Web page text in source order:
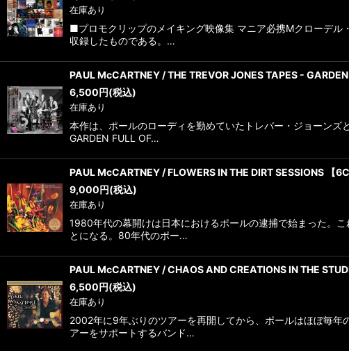
在庫あり
■プロモクリップのメイキング映像集 マニア必携Mクローデル
収録したものである。…
PAUL McCARTNEY / THE TREVOR JONES TAPES -
6,500円(税込)
在庫あり
本作は、ポールのローディを勤めていたトレバー・ジョーン
GARDEN FULL OF…
PAUL McCARTNEY / FLOWERS IN THE DIRT SESSIONS 【
9,000円(税込)
在庫あり
1980年代の幕開けは日本におけるポールの逮捕で始まった。
とになる。80年代のポー…
PAUL McCARTNEY / CHAOS AND CREATIONS IN THE
6,500円(税込)
在庫あり
2002年に9年ぶりのツアーを再開してから、ポールはほぼ毎
アーをサポートするバンド…